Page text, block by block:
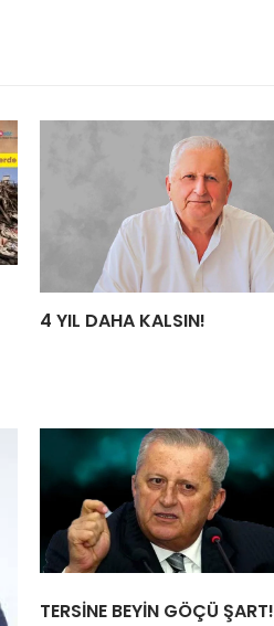
4 YIL DAHA KALSIN!
TERSİNE BEYİN GÖÇÜ ŞART!